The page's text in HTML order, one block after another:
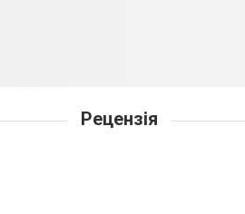
Рецензія